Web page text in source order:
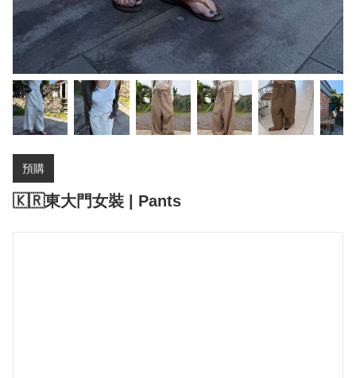
預購
🇰🇷東大門女裝 | Pants